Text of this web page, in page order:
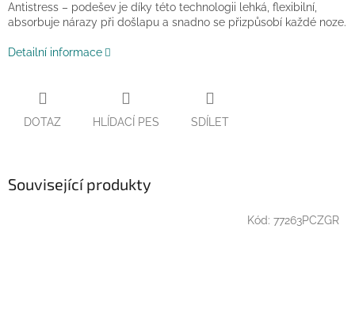
Antistress – podešev je díky této technologii lehká, flexibilní,
absorbuje nárazy při došlapu a snadno se přizpůsobí každé noze.
Detailní informace
DOTAZ HLÍDACÍ PES SDÍLET
Související produkty
Kód: 77263PCZGR